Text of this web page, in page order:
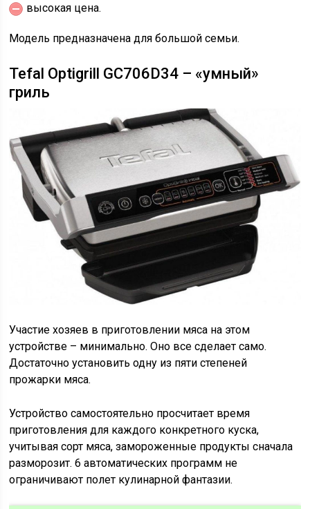
высокая цена.
Модель предназначена для большой семьи.
Tefal Optigrill GC706D34 – «умный»
гриль
Участие хозяев в приготовлении мяса на этом
устройстве – минимально. Оно все сделает само.
Достаточно установить одну из пяти степеней
прожарки мяса.
Устройство самостоятельно просчитает время
приготовления для каждого конкретного куска,
учитывая сорт мяса, замороженные продукты сначала
разморозит. 6 автоматических программ не
ограничивают полет кулинарной фантазии.